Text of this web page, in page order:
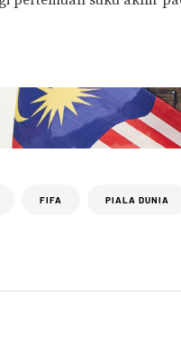
FIFA PIALA DUNIA